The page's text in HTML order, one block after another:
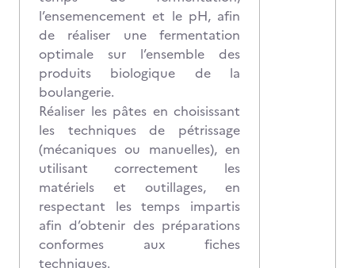
l’ensemencement et le pH, afin
de réaliser une fermentation
optimale sur l’ensemble des
produits biologique de la
boulangerie.
Réaliser les pâtes en choisissant
les techniques de pétrissage
(mécaniques ou manuelles), en
utilisant correctement les
matériels et outillages, en
respectant les temps impartis
afin d’obtenir des préparations
conformes aux fiches
techniques.